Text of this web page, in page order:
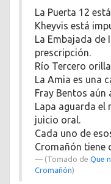
La Puerta 12
Kheyvis está
La Embajada de
prescripción.
Río Tercero
La Amia es una
Fray Bentos aún
Lapa aguarda el
juicio oral.
Cada uno de
Cromañón tiene
(Tomado de Que
Cromañón)